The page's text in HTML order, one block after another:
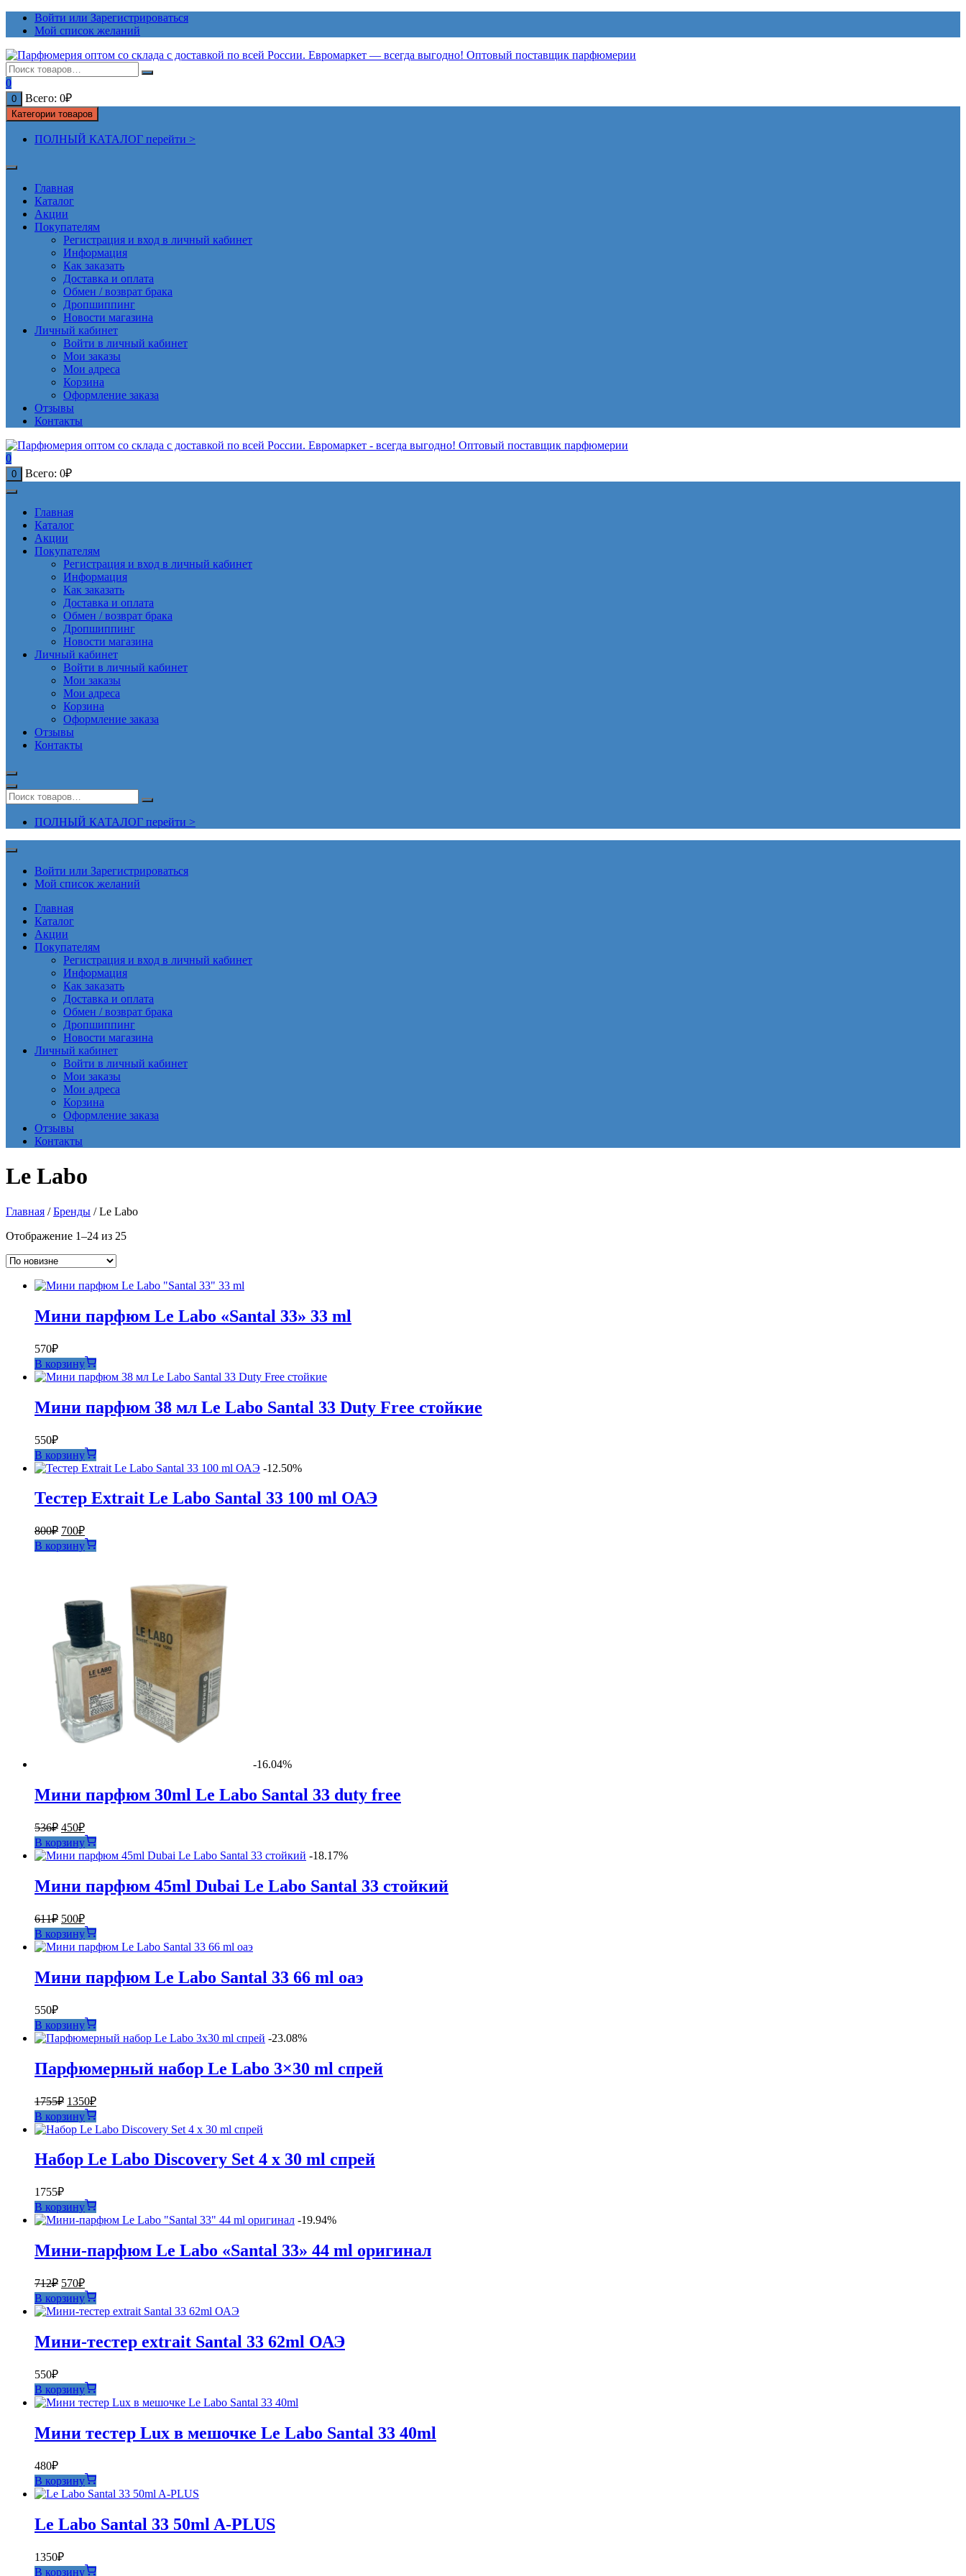
ПерейтиВойти или Зарегистрироваться
Мой список желаний
0
0 Всего: 0₽
Категории товаров
ПОЛНЫЙ КАТАЛОГ перейти >
Главная
Каталог
Акции
Покупателям
Регистрация и вход в личный кабинет
Информация
Как заказать
Доставка и оплата
Обмен / возврат брака
Дропшиппинг
Новости магазина
Личный кабинет
Войти в личный кабинет
Мои заказы
Мои адреса
Корзина
Оформление заказа
Отзывы
Контакты
0
0 Всего: 0₽
Главная
Каталог
Акции
Покупателям
Регистрация и вход в личный кабинет
Информация
Как заказать
Доставка и оплата
Обмен / возврат брака
Дропшиппинг
Новости магазина
Личный кабинет
Войти в личный кабинет
Мои заказы
Мои адреса
Корзина
Оформление заказа
Отзывы
Контакты
ПОЛНЫЙ КАТАЛОГ перейти >
Войти или Зарегистрироваться
Мой список желаний
Главная
Каталог
Акции
Покупателям
Регистрация и вход в личный кабинет
Информация
Как заказать
Доставка и оплата
Обмен / возврат брака
Дропшиппинг
Новости магазина
Личный кабинет
Войти в личный кабинет
Мои заказы
Мои адреса
Корзина
Оформление заказа
Отзывы
Контакты
Le Labo
Главная /Бренды / Le Labo
Отображение 1–24 из 25Сортировка:
Мини парфюм Le Labo «Santal 33» 33 ml
570₽
В корзину
Мини парфюм 38 мл Le Labo Santal 33 Duty Free стойкие
550₽
В корзину
-12.50%
Тестер Extrait Le Labo Santal 33 100 ml ОАЭ
800₽ Первоначальная
цена
составляла
700₽Текущая
цена:
700₽.
В корзину
-16.04%
Мини парфюм 30ml Le Labo Santal 33 duty free
536₽ Первоначальная
цена
составляла
450₽Текущая
цена:
450₽.
В корзину
-18.17%
Мини парфюм 45ml Dubai Le Labo Santal 33 стойкий
611₽ Первоначальная
цена
составляла
500₽Текущая
цена:
500₽.
В корзину
Мини парфюм Le Labo Santal 33 66 ml оаэ
550₽
В корзину
-23.08%
Парфюмерный набор Le Labo 3×30 ml спрей
1755₽ Первоначальная
цена
составляла
1755₽.
1350₽Текущая
цена:
1350₽.
В корзину
Набор Le Labo Discovery Set 4 x 30 ml спрей
1755₽
В корзину
-19.94%
Мини-парфюм Le Labo «Santal 33» 44 ml оригинал
712₽ Первоначальная
цена
составляла
570₽Текущая
цена:
570₽.
В корзину
Мини-тестер extrait Santal 33 62ml ОАЭ
550₽
В корзину
Мини тестер Lux в мешочке Le Labo Santal 33 40ml
480₽
В корзину
Le Labo Santal 33 50ml A-PLUS
1350₽
В корзину